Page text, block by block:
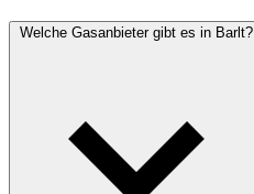
Welche Gasanbieter gibt es in Barlt?